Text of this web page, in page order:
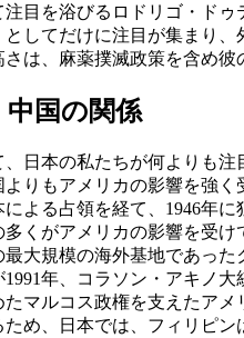
注目を浴びるロドリゴ・ド
してだけに注目が集まり
は、麻薬撲滅政策を含め彼
国の関係
日本の私たちが何よりも注
りもアメリカの影響を強く
よる占領を経て、1946年に
くがアメリカの影響を受け
大規模の海外基地であっ
年、コラソン・アキノ
マルコス政権を支えたア
め、日本では、フィリピ